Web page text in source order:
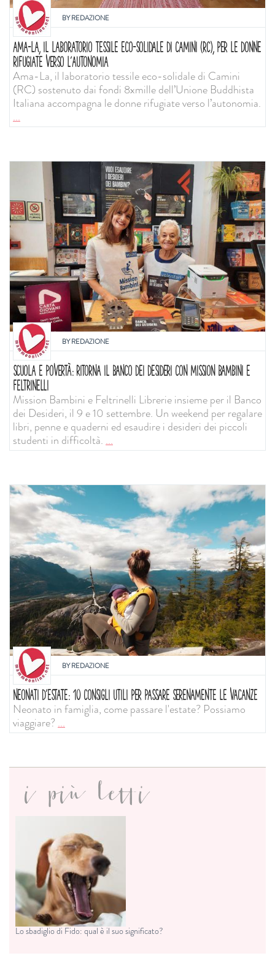
BYREDAZIONE
AMA-LA, IL LABORATORIO TESSILE ECO-SOLIDALE DI CAMINI (RC), PER LE DONNE
RIFUGIATE VERSO L’AUTONOMIA
Ama-La, il laboratorio tessile eco-solidale di Camini
(RC) sostenuto dai fondi 8xmille dell’Unione Buddhista
Italiana accompagna le donne rifugiate verso l’autonomia.
...
BYREDAZIONE
SCUOLA E POVERTÀ: RITORNA IL BANCO DEI DESIDERI CON MISSION BAMBINI E
FELTRINELLI
Mission Bambini e Feltrinelli Librerie insieme per il Banco
dei Desideri, il 9 e 10 settembre. Un weekend per regalare
libri, penne e quaderni ed esaudire i desideri dei piccoli
studenti in difficoltà....
BYREDAZIONE
NEONATI D'ESTATE: 10 CONSIGLI UTILI PER PASSARE SERENAMENTE LE VACANZE
Neonato in famiglia, come passare l'estate? Possiamo
viaggiare?...
i più letti
Lo sbadiglio di Fido: qual è il suo significato?